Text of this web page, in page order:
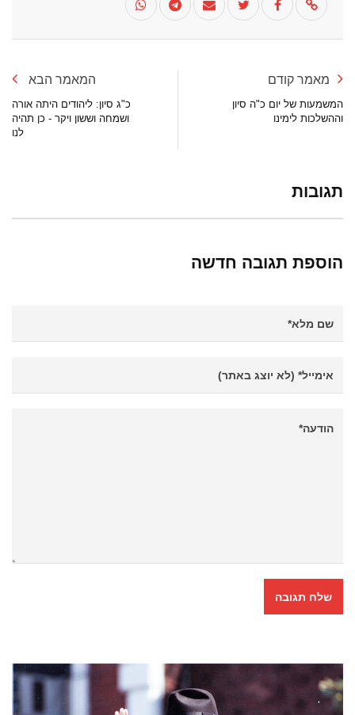
מאמר קודם
המשמעות של יום כ"ה סיון
וההשלכות לימינו
המאמר הבא
כ"ג סיון: ליהודים היתה אורה
ושמחה וששון ויקר - כן תהיה
לנו
תגובות
הוספת תגובה חדשה